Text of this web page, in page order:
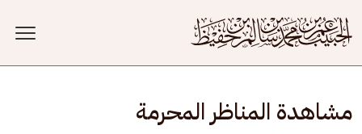
مشاهدة المناظر المحرمة